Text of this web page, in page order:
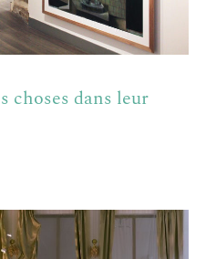
choses dans leur